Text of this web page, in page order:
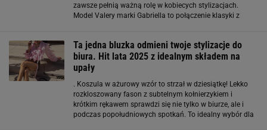
zawsze pełnią ważną rolę w kobiecych stylizacjach.
Model Valery marki Gabriella to połączenie klasyki z
Ta jedna bluzka odmieni twoje stylizacje do
biura. Hit lata 2025 z idealnym składem na
upały
. Koszula w ażurowy wzór to strzał w dziesiątkę! Lekko
rozkloszowany fason z subtelnym kołnierzykiem i
krótkim rękawem sprawdzi się nie tylko w biurze, ale i
podczas popołudniowych spotkań. To idealny wybór dla